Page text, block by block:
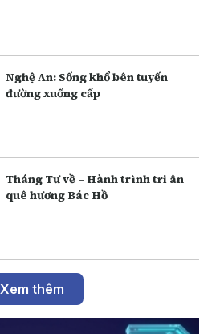
Nghệ An: Sống khổ bên tuyến
đường xuống cấp
Tháng Tư về – Hành trình tri ân
quê hương Bác Hồ
Xem thêm